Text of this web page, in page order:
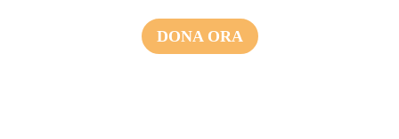
DONA ORA